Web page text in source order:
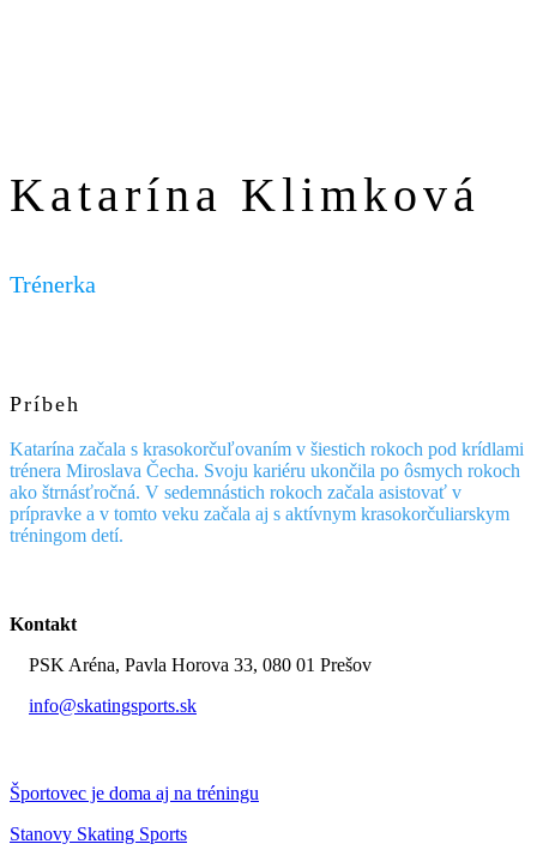
Katarína Klimková
Trénerka
Príbeh
Katarína začala s krasokorčuľovaním v šiestich rokoch pod krídlami
trénera Miroslava Čecha. Svoju kariéru ukončila po ôsmych rokoch
ako štrnásťročná. V sedemnástich rokoch začala asistovať v
prípravke a v tomto veku začala aj s aktívnym krasokorčuliarskym
tréningom detí.
Kontakt
PSK Aréna, Pavla Horova 33, 080 01 Prešov
info@skatingsports.sk
Športovec je doma aj na tréningu
Stanovy Skating Sports